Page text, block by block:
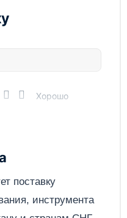
Хорошо
поставку
инструмента